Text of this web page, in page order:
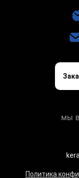
мы в
Политика